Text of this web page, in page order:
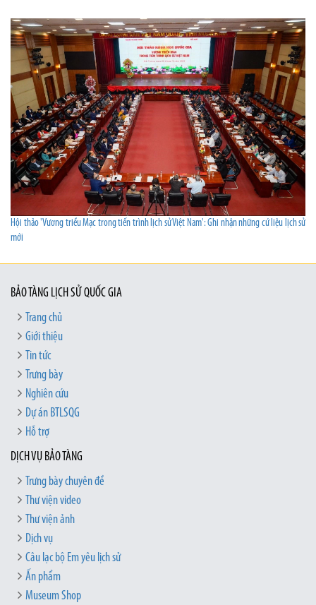
Hội thảo 'Vương triều Mạc trong tiến trình lịch sử Việt Nam': Ghi nhận những cứ liệu lịch sử
mới
BẢO TÀNG LỊCH SỬ QUỐC GIA
Trang chủ
Giới thiệu
Tin tức
Trưng bày
Nghiên cứu
Dự án BTLSQG
Hỗ trợ
DỊCH VỤ BẢO TÀNG
Trưng bày chuyên đề
Thư viện video
Thư viện ảnh
Dịch vụ
Câu lạc bộ Em yêu lịch sử
Ấn phẩm
Museum Shop